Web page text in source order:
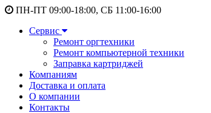
ПН-ПТ 09:00-18:00, СБ 11:00-16:00
Сервис
Ремонт оргтехники
Ремонт компьютерной техники
Заправка картриджей
Компаниям
Доставка и оплата
О компании
Контакты